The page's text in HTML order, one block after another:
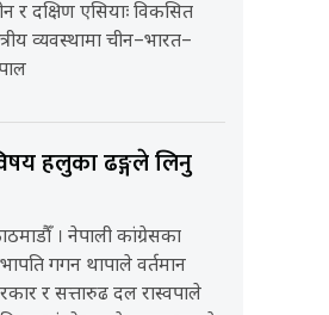
र दक्षिण एसियाः विकसित
व्यवस्थामा चीन–भारत–
हलुका ढङ्गले लिनु
। नेपाली कांग्रेसका
गगन थापाले वर्तमान
र सत्तारुढ दल रास्वपाले